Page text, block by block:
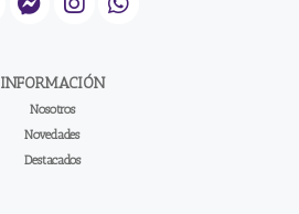
INFORMACIÓN
Nosotros
Novedades
Destacados